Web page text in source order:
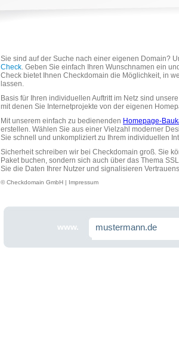
Sie sind auf der Suche nach einer eigenen Domain?
Check. Geben Sie einfach Ihren Wunschnamen ein
Check bietet Ihnen Checkdomain die Möglichkeit, in
lassen.
Basis für Ihren individuellen Auftritt im Netz sind
mit denen Sie Internetprojekte von der eigenen
Mit unserem einfach zu bedienenden Homepage-
erstellen. Wählen Sie aus einer Vielzahl moderner
Sie schnell und unkompliziert zu Ihrem individuellen
Sicherheit schreiben wir bei Checkdomain groß. Sie
Paket buchen, sondern sich auch über das Thema
Sie die Daten Ihrer Nutzer und signalisieren
© Checkdomain GmbH | Impressum
www.